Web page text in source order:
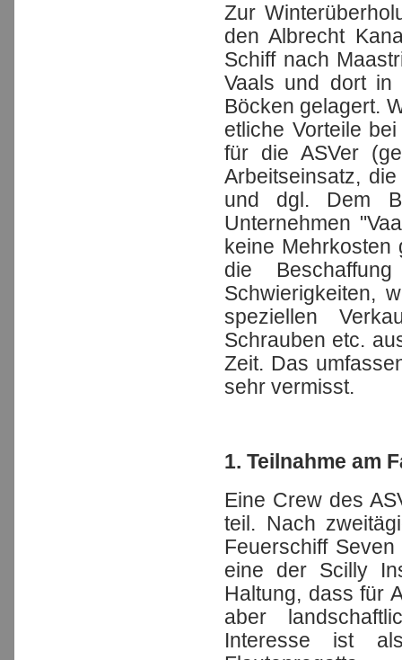
Zur
den Albrecht
Schiff nach
Vaals und dort in
Böcken gelagert.
etliche Vorteile
für die ASVer
Arbeitseinsatz,
und dgl. Dem
Unternehmen
keine
die
Schwierigkeiten,
speziellen
Schrauben etc.
Zeit. Das
sehr vermisst.
1. Teilnahme am
Eine Crew des
teil. Nach
Feuerschiff
eine der Scilly
Haltung, dass für
aber
Interesse ist